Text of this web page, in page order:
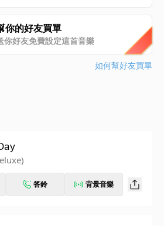
你的好友買單
你好友免費設定這首音樂
如何幫好友買單
答鈴 背景音樂